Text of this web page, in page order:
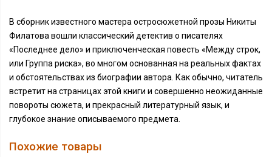
В сборник известного мастера остросюжетной прозы Никиты
Филатова вошли классический детектив о писателях
«Последнее дело» и приключенческая повесть «Между строк,
или Группа риска», во многом основанная на реальных фактах
и обстоятельствах из биографии автора. Как обычно, читатель
встретит на страницах этой книги и совершенно неожиданные
повороты сюжета, и прекрасный литературный язык, и
глубокое знание описываемого предмета.
Похожие товары